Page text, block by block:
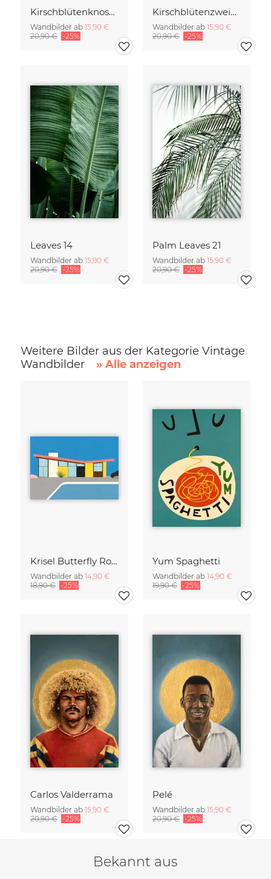
Kirschblütenknospen Doppelbelichtung
Wandbilder ab 15,90 €
20,90 € -25%
Kirschblütenzweig mit vielen Blüten
Wandbilder ab 15,90 €
20,90 € -25%
Leaves 14
Wandbilder ab 15,90 €
20,90 € -25%
Palm Leaves 21
Wandbilder ab 15,90 €
20,90 € -25%
Weitere Bilder aus der Kategorie Vintage
Wandbilder
» Alle anzeigen
Krisel Butterfly Roof Palm Springs
Wandbilder ab 14,90 €
18,90 € -25%
Yum Spaghetti
Wandbilder ab 14,90 €
19,90 € -25%
Carlos Valderrama
Wandbilder ab 15,90 €
20,90 € -25%
Pelé
Wandbilder ab 15,90 €
20,90 € -25%
Bekannt aus